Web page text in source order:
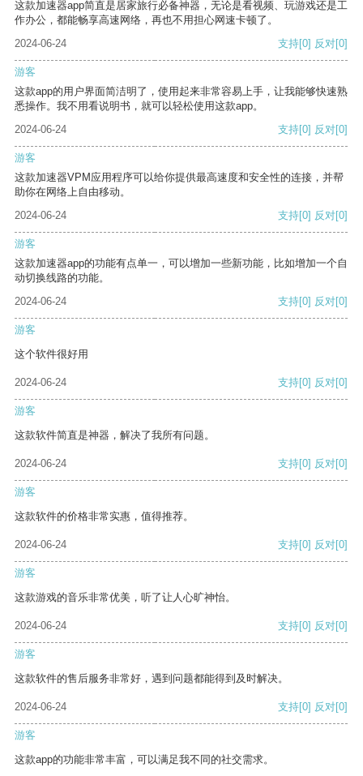
这款加速器app简直是居家旅行必备神器，无论是看视频、玩游戏还是工
作办公，都能畅享高速网络，再也不用担心网速卡顿了。
2024-06-24
支持[0] 反对[0]
游客
这款app的用户界面简洁明了，使用起来非常容易上手，让我能够快速熟
悉操作。我不用看说明书，就可以轻松使用这款app。
2024-06-24
支持[0] 反对[0]
游客
这款加速器VPM应用程序可以给你提供最高速度和安全性的连接，并帮
助你在网络上自由移动。
2024-06-24
支持[0] 反对[0]
游客
这款加速器app的功能有点单一，可以增加一些新功能，比如增加一个自
动切换线路的功能。
2024-06-24
支持[0] 反对[0]
游客
这个软件很好用
2024-06-24 支持[0] 反对[0]
游客
这款软件简直是神器，解决了我所有问题。
2024-06-24 支持[0] 反对[0]
游客
这款软件的价格非常实惠，值得推荐。
2024-06-24 支持[0] 反对[0]
游客
这款游戏的音乐非常优美，听了让人心旷神怡。
2024-06-24 支持[0] 反对[0]
游客
这款软件的售后服务非常好，遇到问题都能得到及时解决。
2024-06-24 支持[0] 反对[0]
游客
这款app的功能非常丰富，可以满足我不同的社交需求。